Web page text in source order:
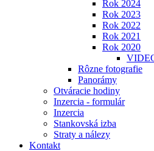
Rok 2024
Rok 2023
Rok 2022
Rok 2021
Rok 2020
Rôzne fotografie
Panorámy
Otváracie hodiny
Inzercia - formulár
Inzercia
Stankovská izba
Straty a nálezy
Kontakt